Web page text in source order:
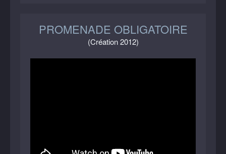
PROMENADE OBLIGATOIRE
(Création 2012)